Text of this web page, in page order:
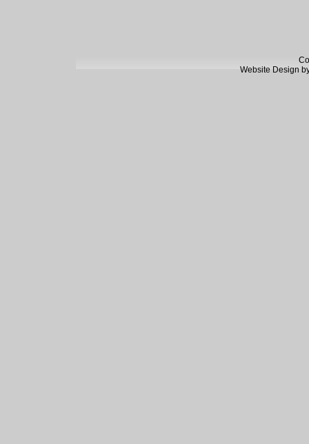
Website Design